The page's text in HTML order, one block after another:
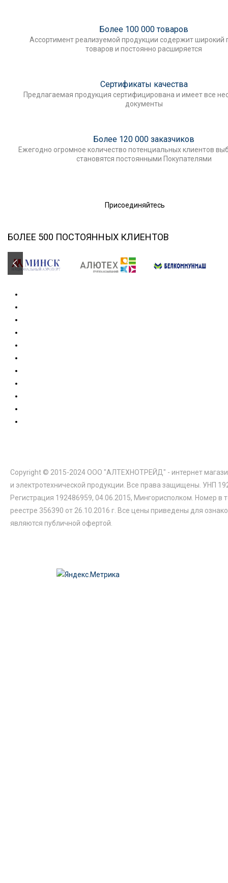
Более 100 000 товаров
Ассортимент реализуемой продукции содержит широкий
товаров и постоянно расширяется
Сертификаты качества
Предлагаемая продукция сертифицирована и имеет все
документы
Более 120 000 заказчиков
Ежегодно огромное количество потенциальных клиентов
становятся постоянными Покупателями
Присоединяйтесь
БОЛЕЕ 500 ПОСТОЯННЫХ КЛИЕНТОВ
Copyright © 2015-2024 ООО "АЛТЕХНОТРЕЙД" - интернет
и электротехнической продукции. Все права защищены. УНП
Регистрация 192486959, 04.06.2015, Мингорисполком. Номер в
реестре 356390 от 26.10.2016 г. Все цены приведены для
являются публичной офертой.